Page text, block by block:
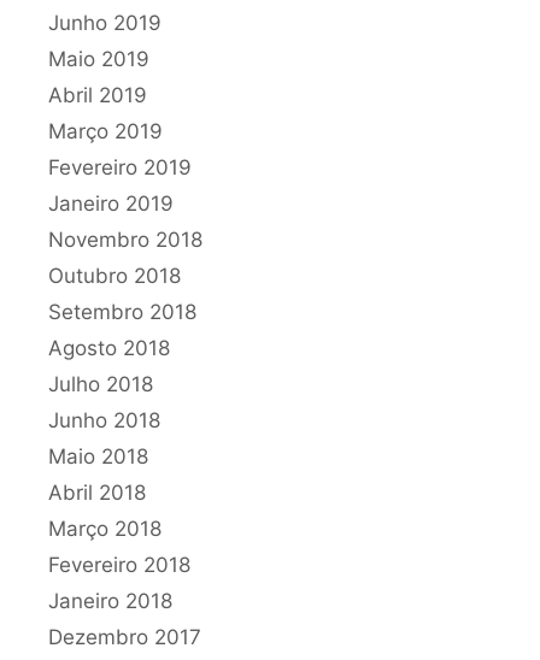
Junho 2019
Maio 2019
Abril 2019
Março 2019
Fevereiro 2019
Janeiro 2019
Novembro 2018
Outubro 2018
Setembro 2018
Agosto 2018
Julho 2018
Junho 2018
Maio 2018
Abril 2018
Março 2018
Fevereiro 2018
Janeiro 2018
Dezembro 2017